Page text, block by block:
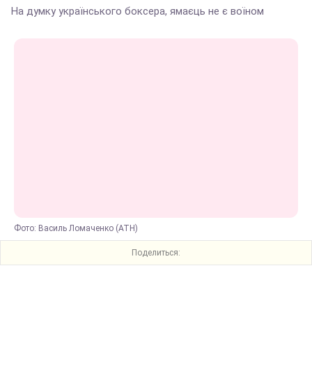
На думку українського боксера, ямаєць не є воїном
Фото: Василь Ломаченко (АТН)
Поделиться: